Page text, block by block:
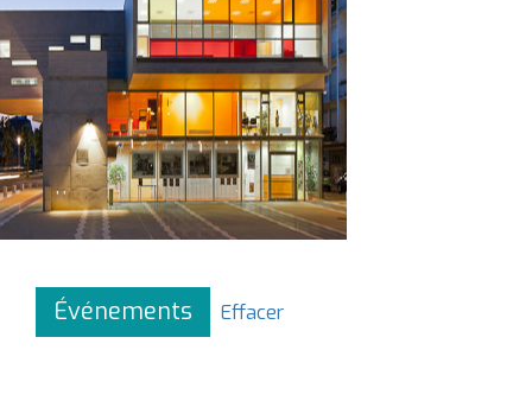
Événements Effacer